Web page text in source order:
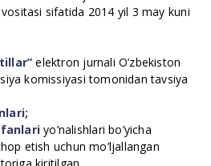
sifatida 2014 yil 3 may kuni
elektron jurnali O’zbekiston
komissiyasi tomonidan tavsiya
fanlari yo’nalishlari bo’yicha
etish uchun mo’ljallangan